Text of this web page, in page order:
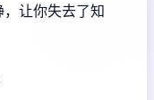
让你失去了知